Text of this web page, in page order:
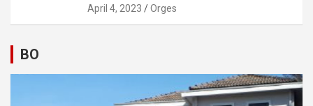
April 4, 2023 Orges
BO